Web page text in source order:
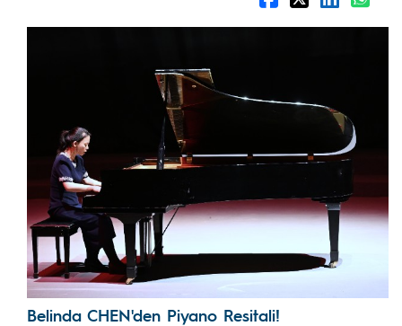
Belinda CHEN'den Piyano Resitali!